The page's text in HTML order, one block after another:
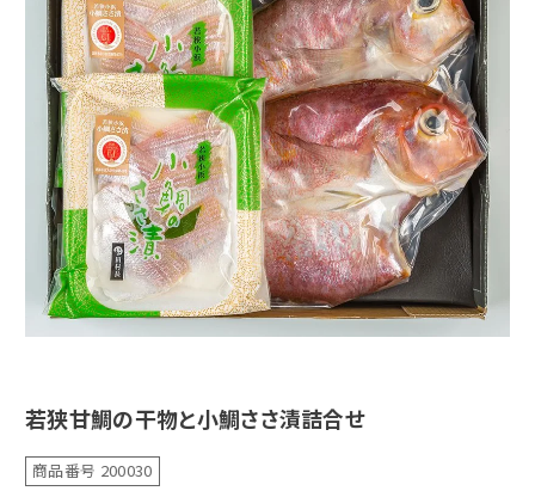
若狭甘鯛の干物と小鯛ささ漬詰合せ
商品番号 200030